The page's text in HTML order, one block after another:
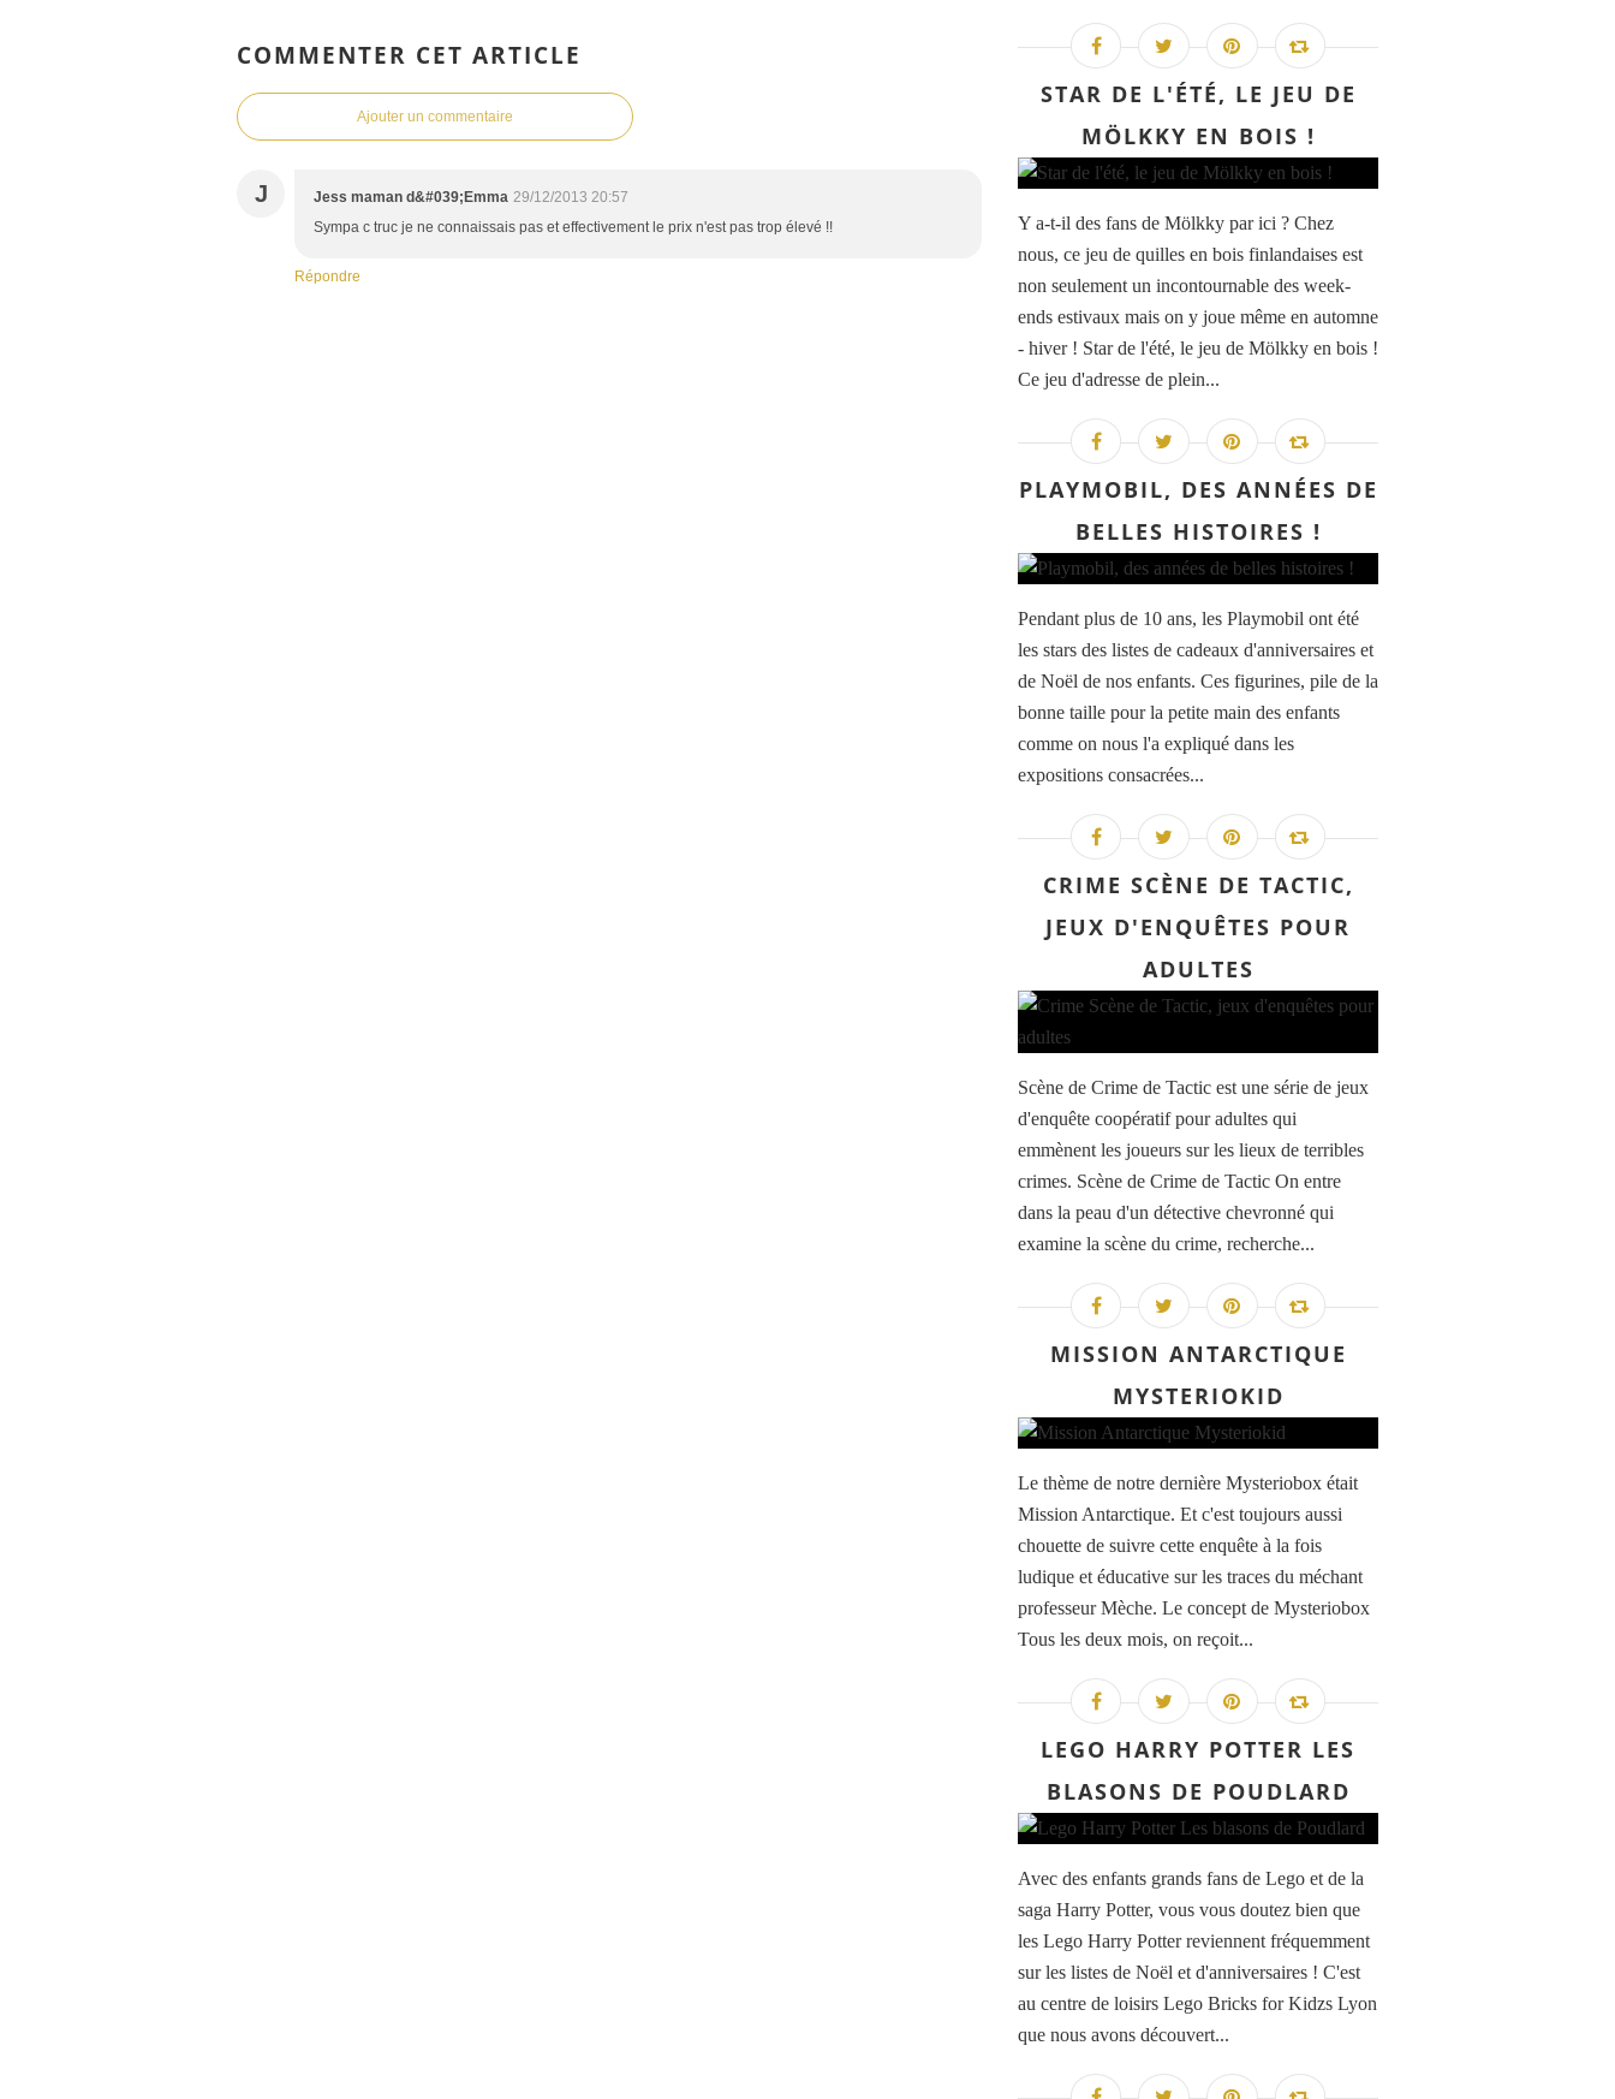
COMMENTER CET ARTICLE
Ajouter un commentaire
J Jess maman d&#039;Emma 29/12/2013 20:57
Sympa c truc je ne connaissais pas et effectivement le prix n'est pas trop élevé !!
Répondre
STAR DE L'ÉTÉ, LE JEU DE
MÖLKKY EN BOIS !
Y a-t-il des fans de Mölkky par ici ? Chez
nous, ce jeu de quilles en bois finlandaises est
non seulement un incontournable des week-
ends estivaux mais on y joue même en automne
- hiver ! Star de l'été, le jeu de Mölkky en bois !
Ce jeu d'adresse de plein...
PLAYMOBIL, DES ANNÉES DE
BELLES HISTOIRES !
Pendant plus de 10 ans, les Playmobil ont été
les stars des listes de cadeaux d'anniversaires et
de Noël de nos enfants. Ces figurines, pile de la
bonne taille pour la petite main des enfants
comme on nous l'a expliqué dans les
expositions consacrées...
CRIME SCÈNE DE TACTIC,
JEUX D'ENQUÊTES POUR
ADULTES
Scène de Crime de Tactic est une série de jeux
d'enquête coopératif pour adultes qui
emmènent les joueurs sur les lieux de terribles
crimes. Scène de Crime de Tactic On entre
dans la peau d'un détective chevronné qui
examine la scène du crime, recherche...
MISSION ANTARCTIQUE
MYSTERIOKID
Le thème de notre dernière Mysteriobox était
Mission Antarctique. Et c'est toujours aussi
chouette de suivre cette enquête à la fois
ludique et éducative sur les traces du méchant
professeur Mèche. Le concept de Mysteriobox
Tous les deux mois, on reçoit...
LEGO HARRY POTTER LES
BLASONS DE POUDLARD
Avec des enfants grands fans de Lego et de la
saga Harry Potter, vous vous doutez bien que
les Lego Harry Potter reviennent fréquemment
sur les listes de Noël et d'anniversaires ! C'est
au centre de loisirs Lego Bricks for Kidzs Lyon
que nous avons découvert...